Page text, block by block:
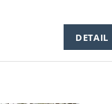
DETAIL